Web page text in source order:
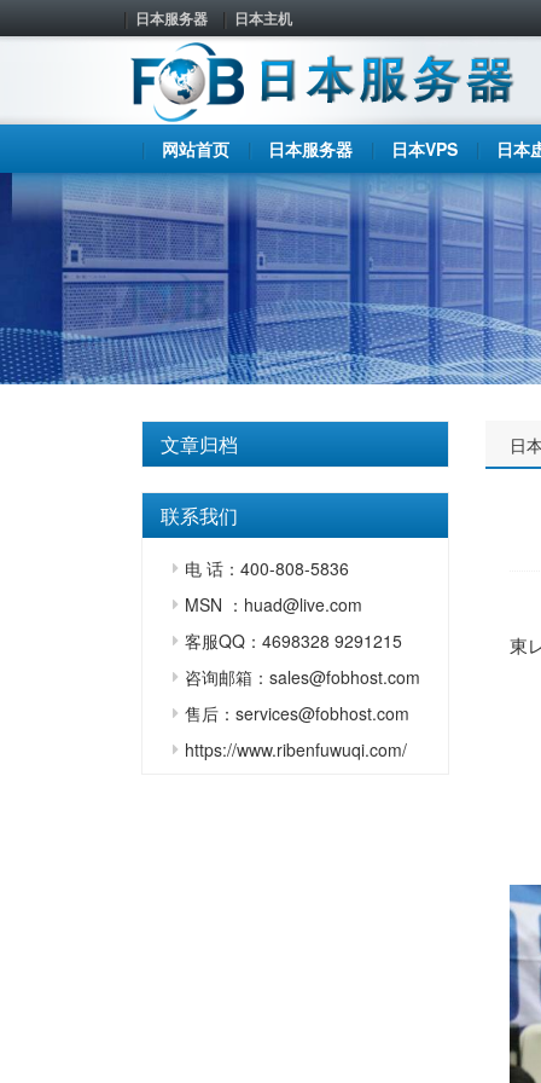
日本服务器 日本主机
网站首页 日本服务器 日本VPS 日本
文章归档
联系我们
电 话：400-808-5836
MSN ：huad@live.com
客服QQ：4698328 9291215
咨询邮箱：sales@fobhost.com
售后：services@fobhost.com
https://www.ribenfuwuqi.com/
日
東